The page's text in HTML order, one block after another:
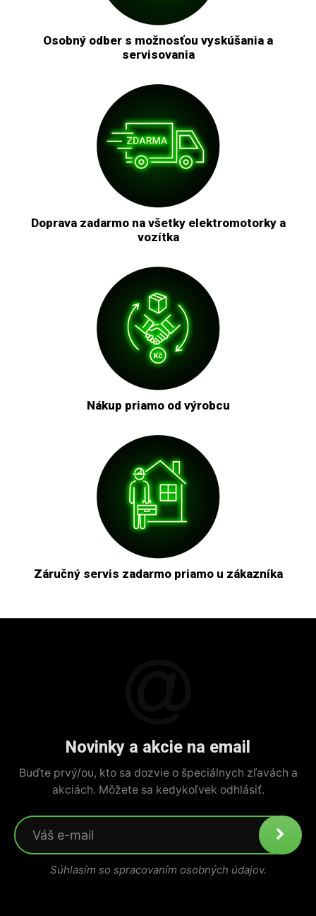
Osobný odber s možnosťou vyskúšania a
servisovania
Doprava zadarmo na všetky elektromotorky a
vozítka
Nákup priamo od výrobcu
Záručný servis zadarmo priamo u zákazníka
Novinky a akcie na email
Buďte prvý/ou, kto sa dozvie o špeciálnych zľavách a
akciách. Môžete sa kedykoľvek odhlásiť.
Súhlasím so spracovaním osobných údajov.